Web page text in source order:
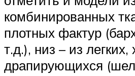
комбинированных
плотных фактур
т.д.), низ – из
драпирующихся